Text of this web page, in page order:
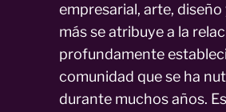
empresarial, arte, diseño
más se atribuye a la
profundamente
comunidad que se ha
durante muchos años.